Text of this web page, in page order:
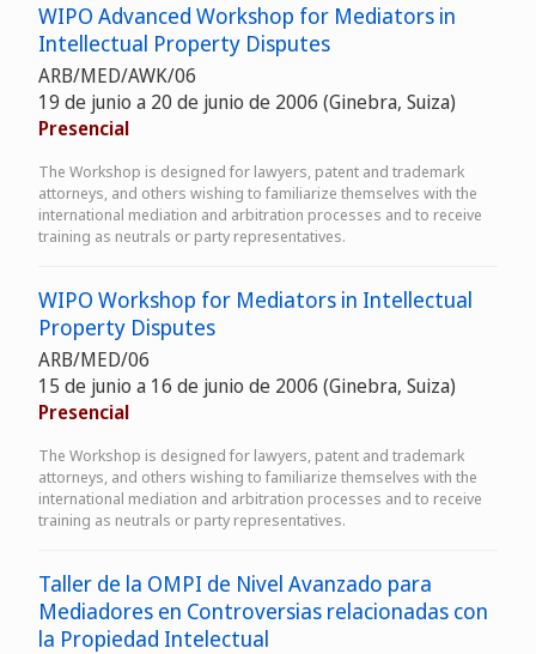
WIPO Advanced Workshop for Mediators in
Intellectual Property Disputes
ARB/MED/AWK/06
19 de junio a 20 de junio de 2006 (Ginebra, Suiza)
Presencial
The Workshop is designed for lawyers, patent and trademark
attorneys, and others wishing to familiarize themselves with the
international mediation and arbitration processes and to receive
training as neutrals or party representatives.
WIPO Workshop for Mediators in Intellectual
Property Disputes
ARB/MED/06
15 de junio a 16 de junio de 2006 (Ginebra, Suiza)
Presencial
The Workshop is designed for lawyers, patent and trademark
attorneys, and others wishing to familiarize themselves with the
international mediation and arbitration processes and to receive
training as neutrals or party representatives.
Taller de la OMPI de Nivel Avanzado para
Mediadores en Controversias relacionadas con
la Propiedad Intelectual